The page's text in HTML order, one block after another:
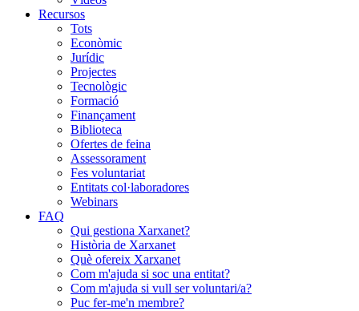
Recursos
Tots
Econòmic
Jurídic
Projectes
Tecnològic
Formació
Finançament
Biblioteca
Ofertes de feina
Assessorament
Fes voluntariat
Entitats col·laboradores
Webinars
FAQ
Qui gestiona Xarxanet?
Història de Xarxanet
Què ofereix Xarxanet
Com m'ajuda si soc una entitat?
Com m'ajuda si vull ser voluntari/a?
Puc fer-me'n membre?